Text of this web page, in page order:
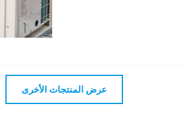
عرض المنتجات الأخرى